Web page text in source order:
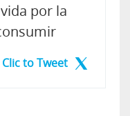
por la
Clic to Tweet